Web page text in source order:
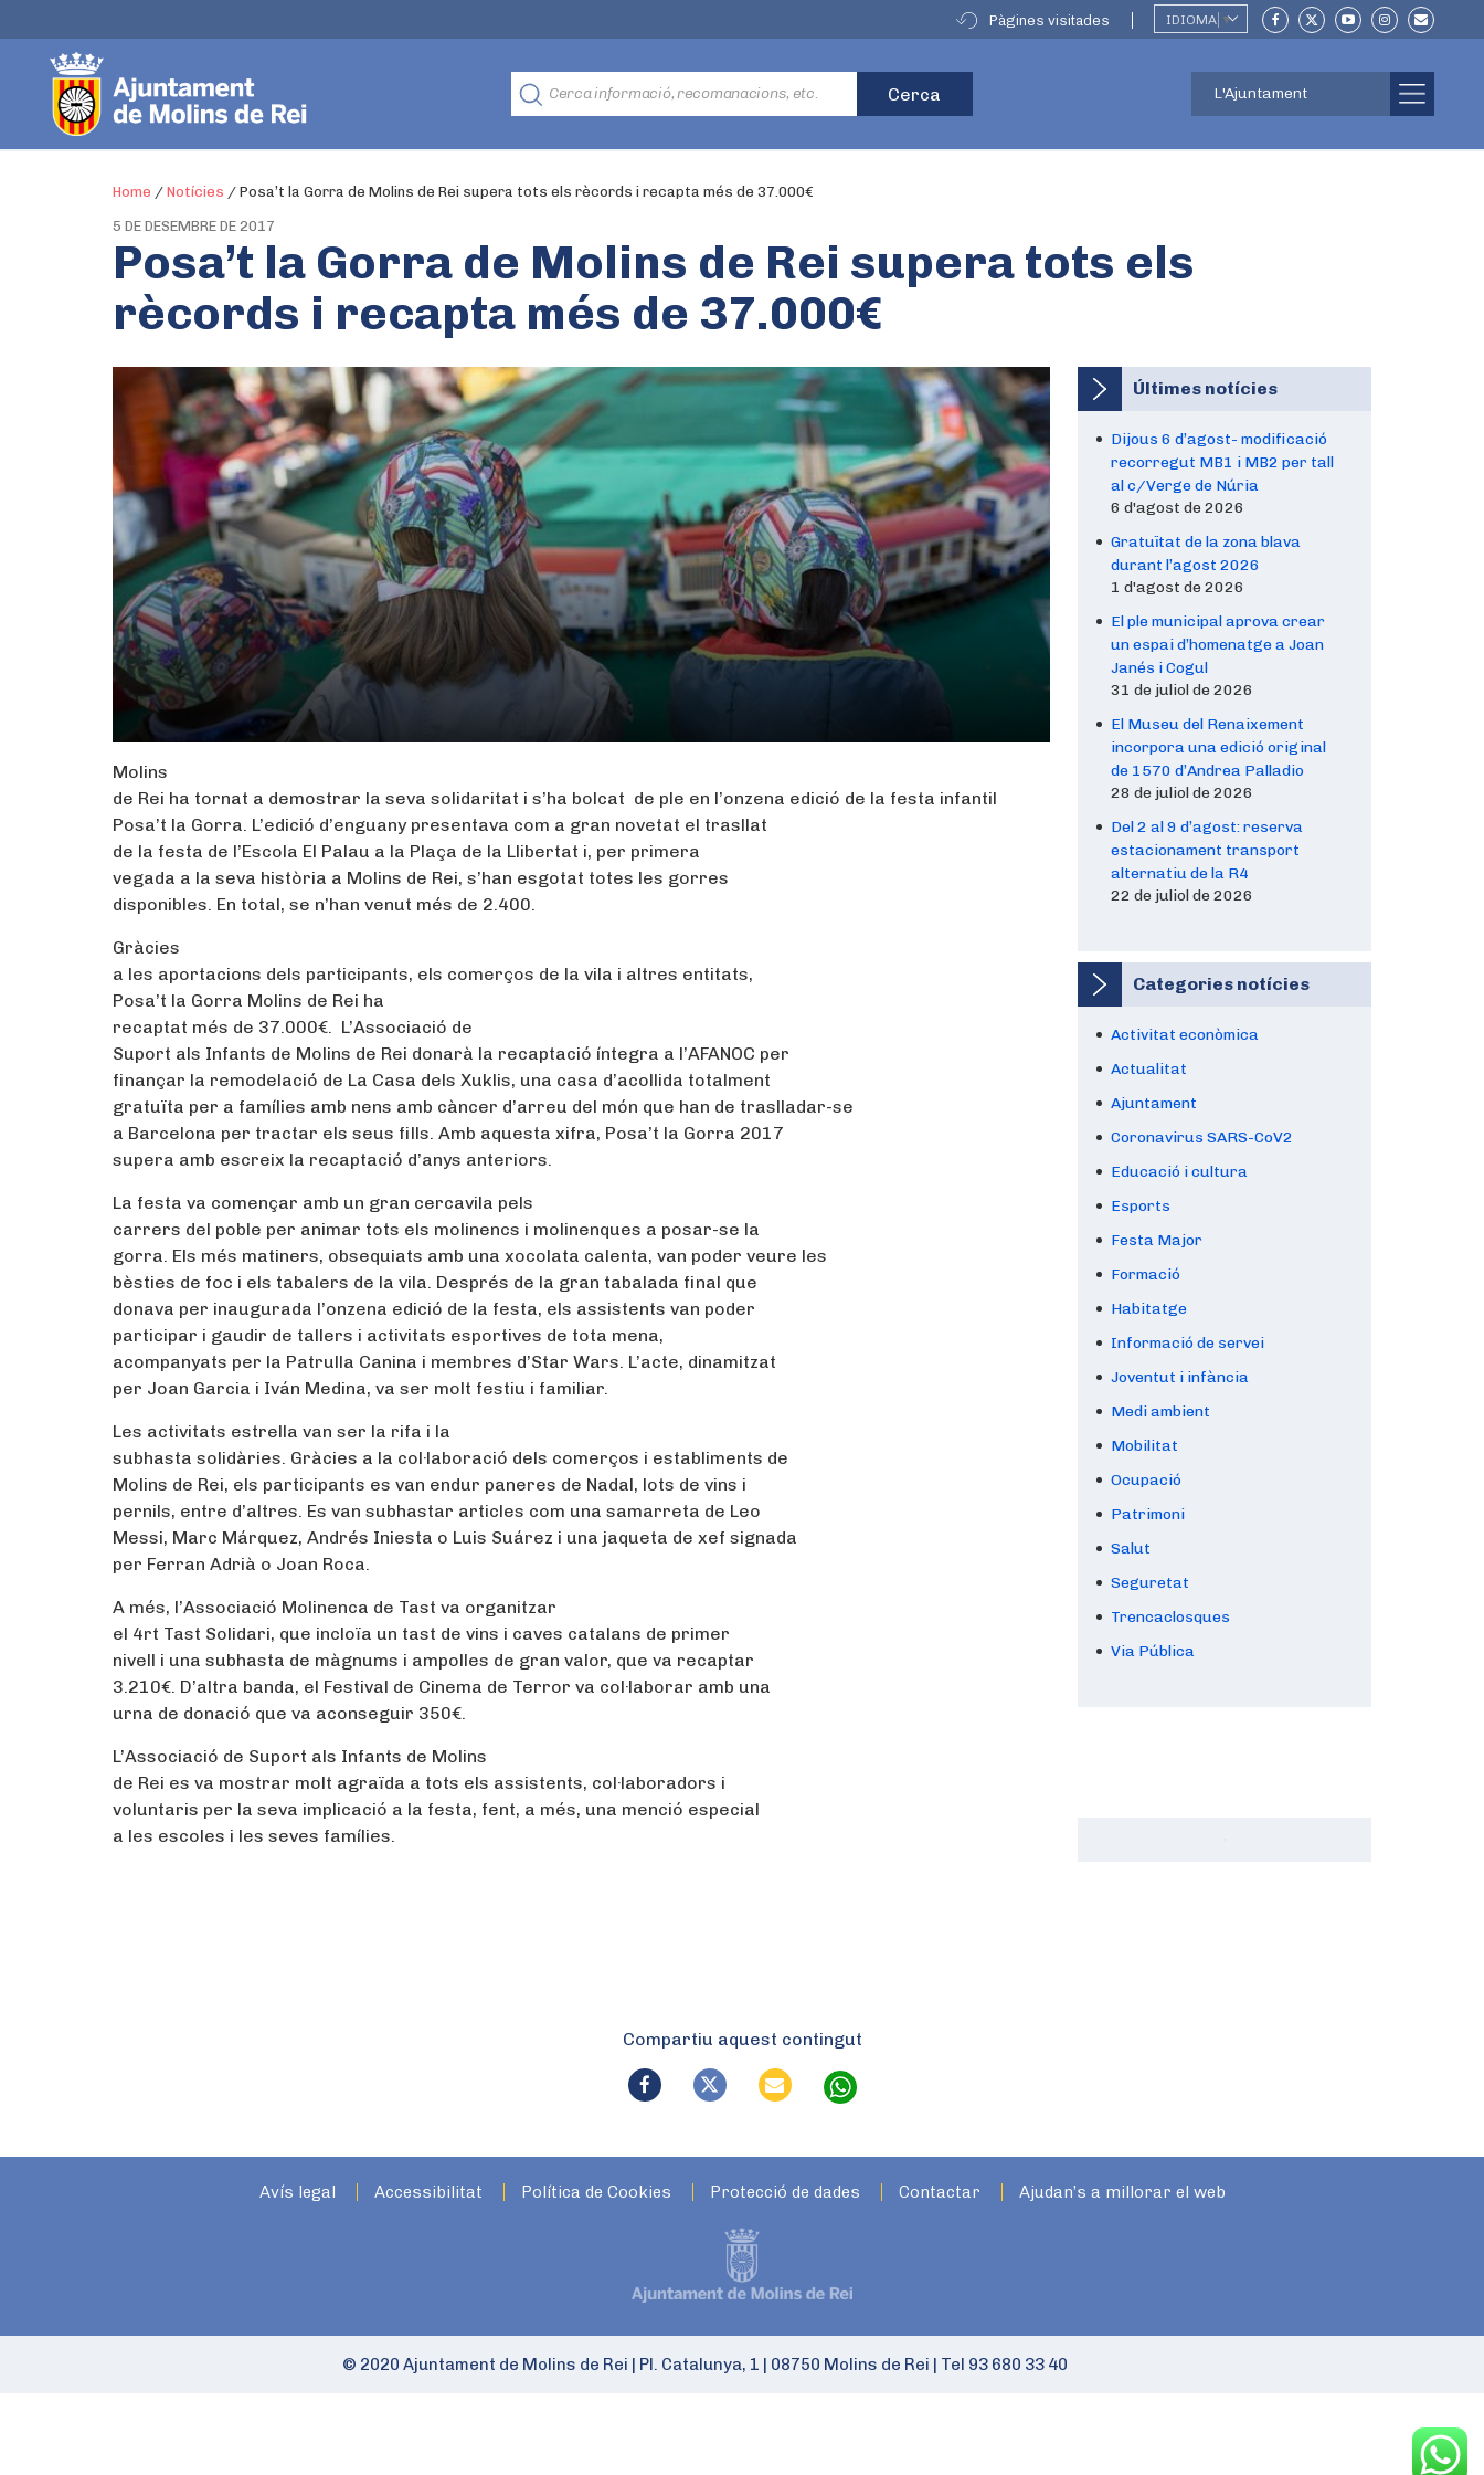
Pàgines visitades IDIOMA ▼
L'Ajuntament
Home / Notícies / Posa’t la Gorra de Molins de Rei supera tots els rècords i recapta més de 37.000€
5 DE DESEMBRE DE 2017
Posa’t la Gorra de Molins de Rei supera tots els
rècords i recapta més de 37.000€
Molins
de Rei ha tornat a demostrar la seva solidaritat i s’ha bolcat de ple en l’onzena edició de la festa infantil
Posa’t la Gorra. L’edició d’enguany presentava com a gran novetat el trasllat
de la festa de l’Escola El Palau a la Plaça de la Llibertat i, per primera
vegada a la seva història a Molins de Rei, s’han esgotat totes les gorres
disponibles. En total, se n’han venut més de 2.400.
Gràcies
a les aportacions dels participants, els comerços de la vila i altres entitats,
Posa’t la Gorra Molins de Rei ha
recaptat més de 37.000€. L’Associació de
Suport als Infants de Molins de Rei donarà la recaptació íntegra a l’AFANOC per
finançar la remodelació de La Casa dels Xuklis, una casa d’acollida totalment
gratuïta per a famílies amb nens amb càncer d’arreu del món que han de traslladar-se
a Barcelona per tractar els seus fills. Amb aquesta xifra, Posa’t la Gorra 2017
supera amb escreix la recaptació d’anys anteriors.
La festa va començar amb un gran cercavila pels
carrers del poble per animar tots els molinencs i molinenques a posar-se la
gorra. Els més matiners, obsequiats amb una xocolata calenta, van poder veure les
bèsties de foc i els tabalers de la vila. Després de la gran tabalada final que
donava per inaugurada l’onzena edició de la festa, els assistents van poder
participar i gaudir de tallers i activitats esportives de tota mena,
acompanyats per la Patrulla Canina i membres d’Star Wars. L’acte, dinamitzat
per Joan Garcia i Iván Medina, va ser molt festiu i familiar.
Les activitats estrella van ser la rifa i la
subhasta solidàries. Gràcies a la col·laboració dels comerços i establiments de
Molins de Rei, els participants es van endur paneres de Nadal, lots de vins i
pernils, entre d’altres. Es van subhastar articles com una samarreta de Leo
Messi, Marc Márquez, Andrés Iniesta o Luis Suárez i una jaqueta de xef signada
per Ferran Adrià o Joan Roca.
A més, l’Associació Molinenca de Tast va organitzar
el 4rt Tast Solidari, que incloïa un tast de vins i caves catalans de primer
nivell i una subhasta de màgnums i ampolles de gran valor, que va recaptar
3.210€. D’altra banda, el Festival de Cinema de Terror va col·laborar amb una
urna de donació que va aconseguir 350€.
L’Associació de Suport als Infants de Molins
de Rei es va mostrar molt agraïda a tots els assistents, col·laboradors i
voluntaris per la seva implicació a la festa, fent, a més, una menció especial
a les escoles i les seves famílies.
Últimes notícies
Dijous 6 d’agost- modificació
recorregut MB1 i MB2 per tall
al c/Verge de Núria
6 d'agost de 2026
Gratuïtat de la zona blava
durant l’agost 2026
1 d'agost de 2026
El ple municipal aprova crear
un espai d’homenatge a Joan
Janés i Cogul
31 de juliol de 2026
El Museu del Renaixement
incorpora una edició original
de 1570 d’Andrea Palladio
28 de juliol de 2026
Del 2 al 9 d’agost: reserva
estacionament transport
alternatiu de la R4
22 de juliol de 2026
Categories notícies
Activitat econòmica
Actualitat
Ajuntament
Coronavirus SARS-CoV2
Educació i cultura
Esports
Festa Major
Formació
Habitatge
Informació de servei
Joventut i infància
Medi ambient
Mobilitat
Ocupació
Patrimoni
Salut
Seguretat
Trencaclosques
Via Pública
Compartiu aquest contingut
Avís legal Accessibilitat Política de Cookies Protecció de dades Contactar Ajudan’s a millorar el web
© 2020 Ajuntament de Molins de Rei Pl. Catalunya, 1 08750 Molins de Rei Tel 93 680 33 40